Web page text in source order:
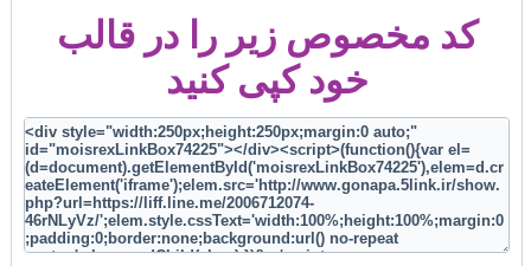
کد مخصوص زیر را در قالب
خود کپی کنید